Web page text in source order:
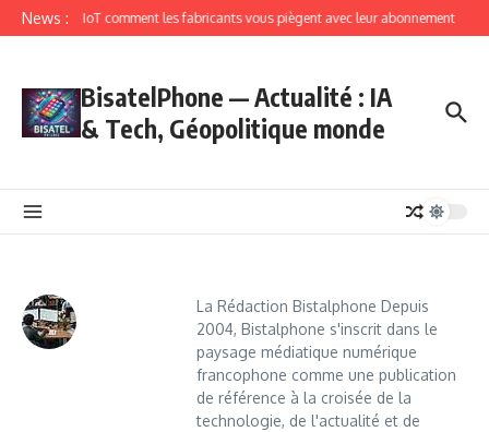
News : IoT comment les fabricants vous piègent avec leur abonnement
BisatelPhone — Actualité : IA
& Tech, Géopolitique monde
La Rédaction Bistalphone Depuis
2004, Bistalphone s'inscrit dans le
paysage médiatique numérique
francophone comme une publication
de référence à la croisée de la
technologie, de l'actualité et de